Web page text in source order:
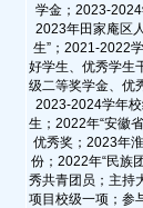
学金；2023-2024
2023年田家庵区
生”；2021-2022
好学生、优秀学生
级二等奖学金、优
2023-2024学年
生；2022年“安徽
优秀奖；2023年
份；2022年“民族
秀共青团员；主持
项目校级一项；参